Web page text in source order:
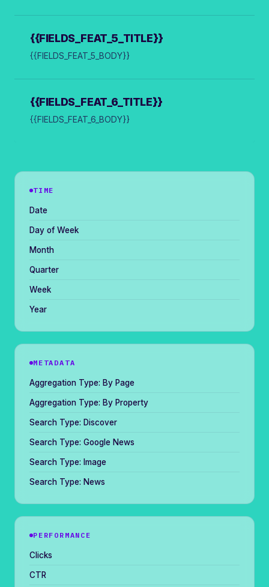
{{FIELDS_FEAT_5_TITLE}}
{{FIELDS_FEAT_5_BODY}}
{{FIELDS_FEAT_6_TITLE}}
{{FIELDS_FEAT_6_BODY}}
TIME
Date
Day of Week
Month
Quarter
Week
Year
METADATA
Aggregation Type: By Page
Aggregation Type: By Property
Search Type: Discover
Search Type: Google News
Search Type: Image
Search Type: News
PERFORMANCE
Clicks
CTR